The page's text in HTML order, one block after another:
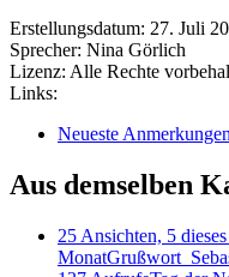
Erstellungsdatum: 27. Juli
Sprecher: Nina Görlich
Lizenz: Alle Rechte
Links:
Neueste
Aus demselben
25 Ansichten, 5
Monat